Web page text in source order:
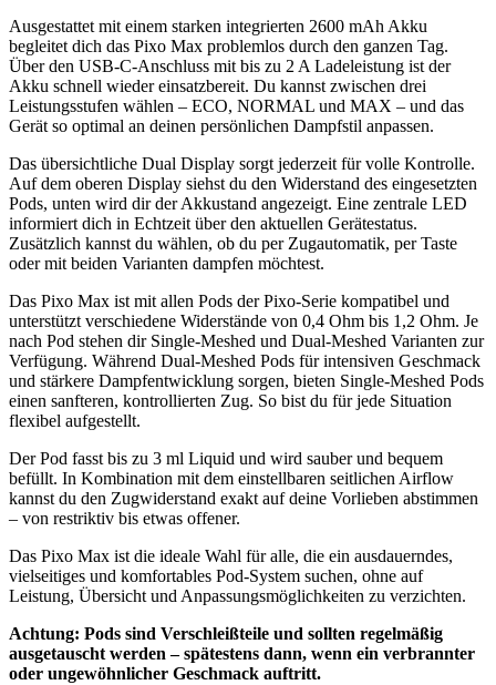
Ausgestattet mit einem starken integrierten 2600 mAh Akku
begleitet dich das Pixo Max problemlos durch den ganzen Tag.
Über den USB-C-Anschluss mit bis zu 2 A Ladeleistung ist der
Akku schnell wieder einsatzbereit. Du kannst zwischen drei
Leistungsstufen wählen – ECO, NORMAL und MAX – und das
Gerät so optimal an deinen persönlichen Dampfstil anpassen.
Das übersichtliche Dual Display sorgt jederzeit für volle Kontrolle.
Auf dem oberen Display siehst du den Widerstand des eingesetzten
Pods, unten wird dir der Akkustand angezeigt. Eine zentrale LED
informiert dich in Echtzeit über den aktuellen Gerätestatus.
Zusätzlich kannst du wählen, ob du per Zugautomatik, per Taste
oder mit beiden Varianten dampfen möchtest.
Das Pixo Max ist mit allen Pods der Pixo-Serie kompatibel und
unterstützt verschiedene Widerstände von 0,4 Ohm bis 1,2 Ohm. Je
nach Pod stehen dir Single-Meshed und Dual-Meshed Varianten zur
Verfügung. Während Dual-Meshed Pods für intensiven Geschmack
und stärkere Dampfentwicklung sorgen, bieten Single-Meshed Pods
einen sanfteren, kontrollierten Zug. So bist du für jede Situation
flexibel aufgestellt.
Der Pod fasst bis zu 3 ml Liquid und wird sauber und bequem
befüllt. In Kombination mit dem einstellbaren seitlichen Airflow
kannst du den Zugwiderstand exakt auf deine Vorlieben abstimmen
– von restriktiv bis etwas offener.
Das Pixo Max ist die ideale Wahl für alle, die ein ausdauerndes,
vielseitiges und komfortables Pod-System suchen, ohne auf
Leistung, Übersicht und Anpassungsmöglichkeiten zu verzichten.
Achtung: Pods sind Verschleißteile und sollten regelmäßig
ausgetauscht werden – spätestens dann, wenn ein verbrannter
oder ungewöhnlicher Geschmack auftritt.